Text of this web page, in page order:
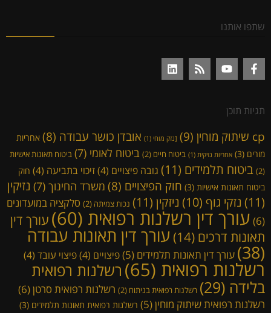
שתפו אותנו
תגיות תוכן
cp שיתוק מוחין (9) [נזק מוחי (1) אובדן כושר עבודה (8)
אחריות
מורים (3) אחריות נזיקית (1) ביטוח חיים (2) ביטוח לאומי (7)
ביטוח תאונות אישיות
(2)
ביטוח תלמידים (11) גובה פיצויים (4) זיכוי בתביעה (4)
חוק
ביטוח תאונות אישיות (3) חוק הפיצויים (8) משרד החינוך (7)
נזיקין
(11)
נזקי גוף (10) ניזקין (11) נכות צמיתה (2)
סלקציה במועדונים
(6)
עורך דין רשלנות רפואית (60)
עורך דין
תאונות דרכים (14) עורך דין תאונות עבודה
(38) עורך דין תאונות תלמידים (5) פיצויים (4) פיצוי עובד (4)
רשלנות רפואית (65)
רשלנות רפואית
בלידה (29) רשלנות רפואית בניתוח (2) רשלנות רפואית סרטן(6)
רשלנות רפואית שיתוק מוחין(5) רשלנות רפואית תאונות תלמידים (3)